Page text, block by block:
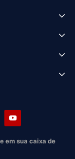
em sua caixa de